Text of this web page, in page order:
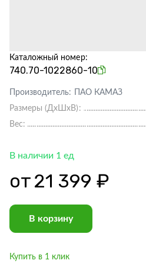
Каталожный номер:
740.70-1022860-10
Производитель:
ПАО КАМАЗ
Размеры (ДхШхВ):
Вес:
В наличии 1 ед
от21 399 ₽
В корзину
Купить в 1 клик